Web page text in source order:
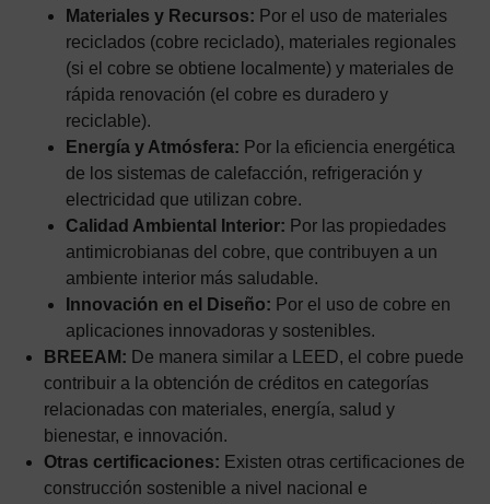
Materiales y Recursos: Por el uso de materiales
reciclados (cobre reciclado), materiales regionales
(si el cobre se obtiene localmente) y materiales de
rápida renovación (el cobre es duradero y
reciclable).
Energía y Atmósfera: Por la eficiencia energética
de los sistemas de calefacción, refrigeración y
electricidad que utilizan cobre.
Calidad Ambiental Interior: Por las propiedades
antimicrobianas del cobre, que contribuyen a un
ambiente interior más saludable.
Innovación en el Diseño: Por el uso de cobre en
aplicaciones innovadoras y sostenibles.
BREEAM: De manera similar a LEED, el cobre puede
contribuir a la obtención de créditos en categorías
relacionadas con materiales, energía, salud y
bienestar, e innovación.
Otras certificaciones: Existen otras certificaciones de
construcción sostenible a nivel nacional e